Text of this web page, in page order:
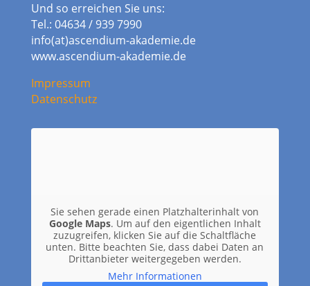
Und so erreichen Sie uns:
Tel.: 04634 / 939 7990
info(at)ascendium-akademie.de
www.ascendium-akademie.de
Impressum
Datenschutz
Sie sehen gerade einen Platzhalterinhalt von
Google Maps. Um auf den eigentlichen Inhalt
zuzugreifen, klicken Sie auf die Schaltfläche
unten. Bitte beachten Sie, dass dabei Daten an
Drittanbieter weitergegeben werden.
Mehr Informationen